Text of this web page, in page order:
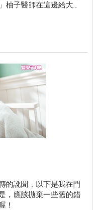
柚子醫師在這邊給大家
有狀況時，一定要詢問
的訛聞，以下是我在門
，應該拋棄一些舊的錯
！